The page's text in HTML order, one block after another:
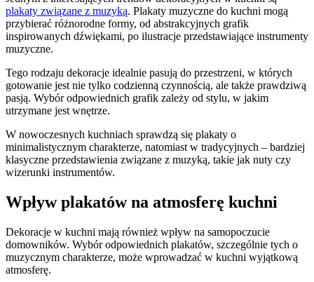
plakaty związane z muzyką. Plakaty muzyczne do kuchni mogą
przybierać różnorodne formy, od abstrakcyjnych grafik
inspirowanych dźwiękami, po ilustracje przedstawiające instrumenty
muzyczne.
Tego rodzaju dekoracje idealnie pasują do przestrzeni, w których
gotowanie jest nie tylko codzienną czynnością, ale także prawdziwą
pasją. Wybór odpowiednich grafik zależy od stylu, w jakim
utrzymane jest wnętrze.
W nowoczesnych kuchniach sprawdzą się plakaty o
minimalistycznym charakterze, natomiast w tradycyjnych – bardziej
klasyczne przedstawienia związane z muzyką, takie jak nuty czy
wizerunki instrumentów.
Wpływ plakatów na atmosferę kuchni
Dekoracje w kuchni mają również wpływ na samopoczucie
domowników. Wybór odpowiednich plakatów, szczególnie tych o
muzycznym charakterze, może wprowadzać w kuchni wyjątkową
atmosferę.